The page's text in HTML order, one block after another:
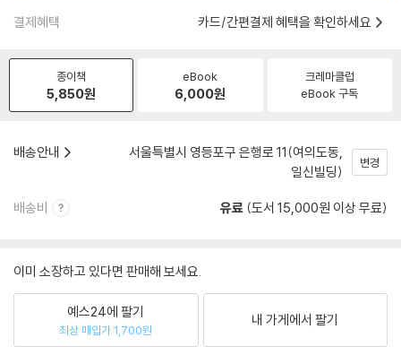
결제혜택 카드/간편결제 혜택을 확인하세요
종이책
5,850원
eBook
6,000원
크레마클럽
eBook 구독
배송안내
서울특별시 영등포구 은행로 11(여의도동,
일신빌딩)
변경
배송비 유료 (도서 15,000원 이상 무료)
이미 소장하고 있다면 판매해 보세요.
예스24에 팔기
최상 매입가 1,700원
내 가게에서 팔기